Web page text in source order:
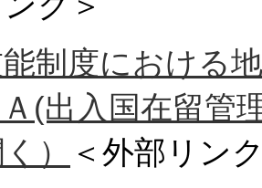
制度における
(出入国在留管
）
＜外部リン